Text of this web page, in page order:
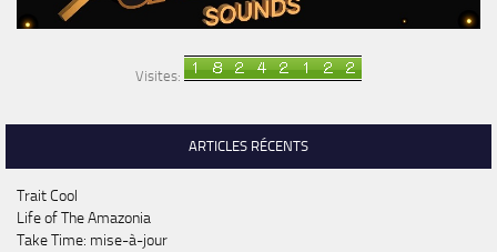
Visites:
ARTICLES RÉCENTS
Trait Cool
Life of The Amazonia
Take Time: mise-à-jour